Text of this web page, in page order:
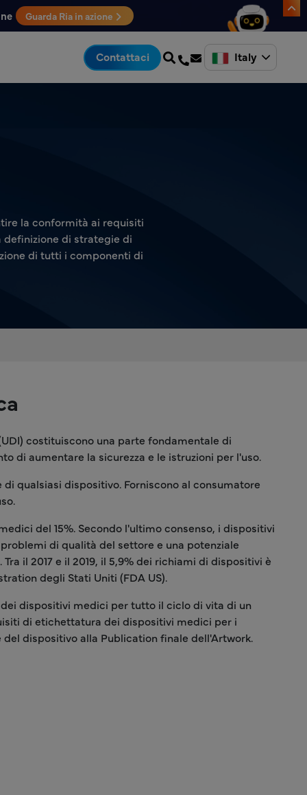
Guarda Ria in azione
Contattaci Italy
la conformità ai requisiti
di strategie di
di tutti i componenti di
costituiscono una parte fondamentale di
di aumentare la sicurezza e le istruzioni per l'uso.
qualsiasi dispositivo. Forniscono al consumatore
del 15%. Secondo l'ultimo consenso, i dispositivi
di qualità del settore e una potenziale
il 2017 e il 2019, il 5,9% dei richiami di dispositivi è
degli Stati Uniti (FDA US).
dispositivi medici per tutto il ciclo di vita di un
di etichettatura dei dispositivi medici per i
dispositivo alla Publication finale dell'Artwork.